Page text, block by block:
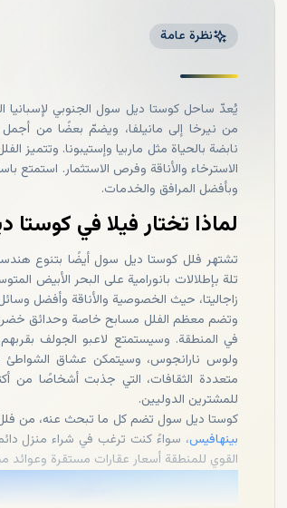
نظرة عامة
يُعدّ ساحل كوستا ديل سول الجنوبي لإسبانيا
من نيرخا إلى مانيلفا، ويضمّ بعضًا من
نابضة بالحياة مثل ماربيا وإستيبونا. وتتميز
الاسترخاء والأناقة وفرص الاستثمار.
وبأفضل المرافق والخدمات.
لماذا تختار فيلا في
تشتهر فلل كوستا ديل سول أيضًا بتنوع
تلة بإطلالات بانورامية على البحر الأبيض
زاجاليتا، حيث الخصوصية والأناقة وأفضل
في المنطقة. وسيستمتع لاعبو الجولف
ولوس نارانجوس، وسيتمكن عشاق الشواطئ
للمشترين الدوليين.
كوستا ديل سول تضم كل ما تبحث عنه، من فلل
بينهافيس، سواءً كنت ترغب في شراء منزل
القوي للمنطقة أسعار عقارات مستقرة وعوائد